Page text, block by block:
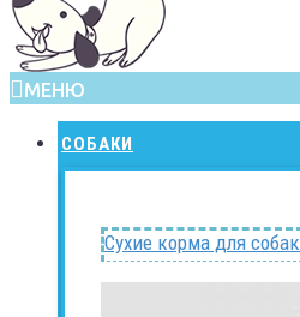
МЕНЮ
СОБАКИ
Сухие корма для собак